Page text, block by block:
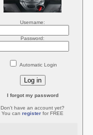
Username:
Password:
Automatic Login
I forgot my password
Don't have an account yet?
You can register for FREE